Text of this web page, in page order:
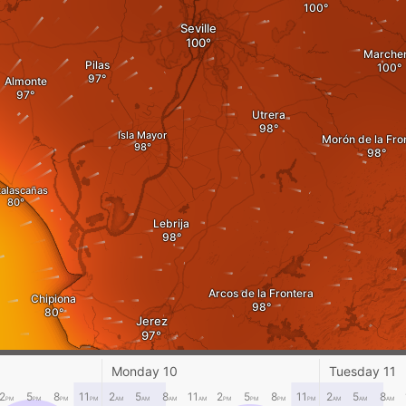
Pilas
Seville
Utrera
Almonte
Isla Mayor
Lebrija
Arcos de la Frontera
Jerez
Chipiona
Morón de la
Monday 10 Tuesday 11
2PM 5PM 8PM 11 PM 2AM 5AM 8AM 11 AM 2PM 5PM 8PM 11 PM 2AM 5AM 8AM